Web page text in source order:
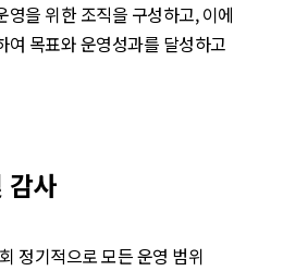
영을 위한 조직을 구성하고, 이에
여 목표와 운영성과를 달성하고
감사
정기적으로 모든 운영 범위